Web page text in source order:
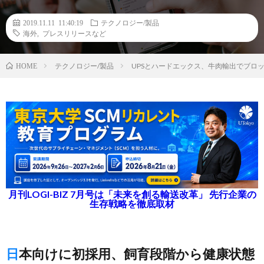
2019.11.11 11:40:19
テクノロジー/製品
海外
プレスリリースなど
HOME テクノロジー/製品 UPSとハードエックス、牛肉輸出でブロ
月刊LOGI-BIZ 7月号は「未来を創る輸送改革」 先行企業の
生存戦略を徹底取材
日本向けに初採用、飼育段階から健康状態